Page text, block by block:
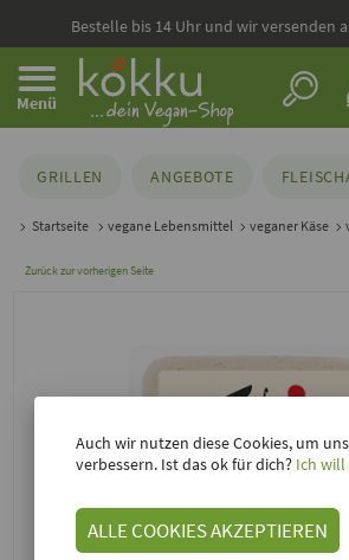
Bestelle bis 14 Uhr und wir versenden
Menü
GRILLEN ANGEBOTE
Startseite vegane Lebensmittel veganer Käse
Zurück zur vorherigen Seite
Auch wir nutzen diese Cookies, um
verbessern. Ist das ok für dich? Ich will
ALLE COOKIES AKZEPTIEREN